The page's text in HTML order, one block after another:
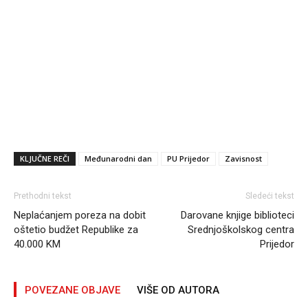
KLJUČNE REČI Međunarodni dan PU Prijedor Zavisnost
Prethodni tekst
Neplaćanjem poreza na dobit
oštetio budžet Republike za
40.000 KM
Sledeći tekst
Darovane knjige biblioteci
Srednjoškolskog centra
Prijedor
POVEZANE OBJAVE VIŠE OD AUTORA